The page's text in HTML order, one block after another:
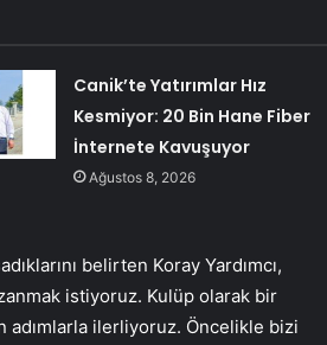
Canik’te Yatırımlar Hız
Kesmiyor: 20 Bin Hane Fiber
İnternete Kavuşuyor
Ağustos 8, 2026
belirten Koray Yardımcı,
istiyoruz. Kulüp olarak bir
ilerliyoruz. Öncelikle bizi